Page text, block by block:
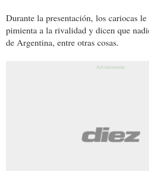
Durante la presentación, los cariocas le
pimienta a la rivalidad y dicen que
de Argentina, entre otras cosas.